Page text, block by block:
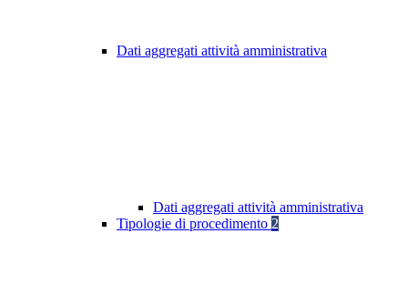
Dati aggregati attività amministrativa
Dati aggregati attività amministrativa
Tipologie di procedimento 2